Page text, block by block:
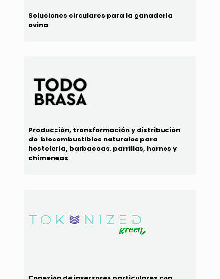
Soluciones circulares para la ganadería
ovina
Producción, transformación y distribución
de biocombustibles naturales para
hostelería, barbacoas, parrillas, hornos y
chimeneas